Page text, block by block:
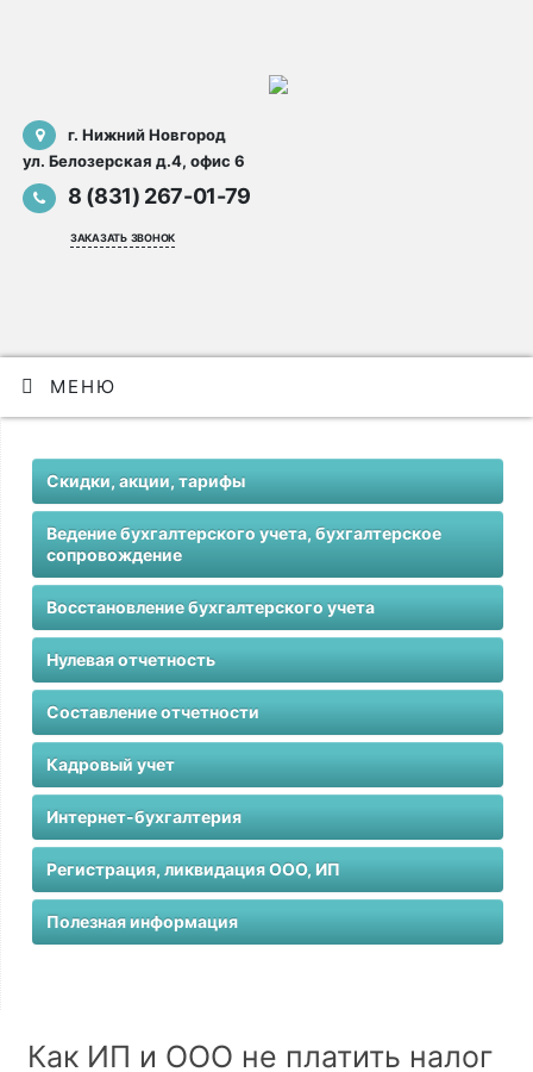
г. Нижний Новгород
ул. Белозерская д.4, офис 6
8 (831) 267-01-79
заказать звонок
МЕНЮ
Скидки, акции, тарифы
Ведение бухгалтерского учета, бухгалтерское
сопровождение
Восстановление бухгалтерского учета
Нулевая отчетность
Составление отчетности
Кадровый учет
Интернет-бухгалтерия
Регистрация, ликвидация ООО, ИП
Полезная информация
Как ИП и ООО не платить налог